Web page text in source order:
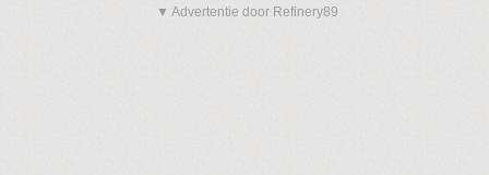
▼ Advertentie door Refinery89